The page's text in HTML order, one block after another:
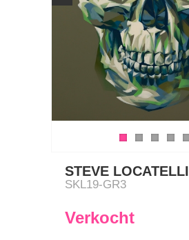
STEVE LOCATELLI
SKL19-GR3
Verkocht